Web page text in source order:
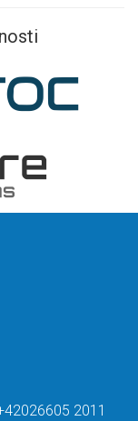
2011